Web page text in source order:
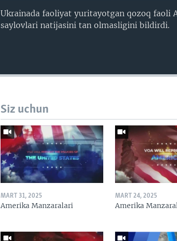
Ukrainada faoliyat yuritayotgan qozoq faoli
saylovlari natijasini tan olmasligini bildirdi.
Siz uchun
MART 31, 2025
Amerika Manzaralari
MART 24, 2025
Amerika